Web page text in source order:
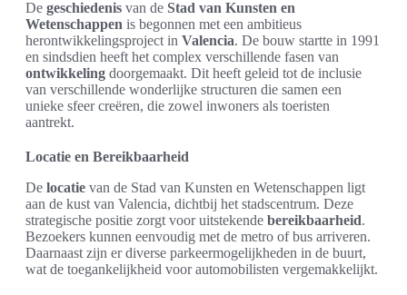
De geschiedenis van de Stad van Kunsten en
Wetenschappen is begonnen met een ambitieus
herontwikkelingsproject in Valencia. De bouw startte in 1991
en sindsdien heeft het complex verschillende fasen van
ontwikkeling doorgemaakt. Dit heeft geleid tot de inclusie
van verschillende wonderlijke structuren die samen een
unieke sfeer creëren, die zowel inwoners als toeristen
aantrekt.
Locatie en Bereikbaarheid
De locatie van de Stad van Kunsten en Wetenschappen ligt
aan de kust van Valencia, dichtbij het stadscentrum. Deze
strategische positie zorgt voor uitstekende bereikbaarheid.
Bezoekers kunnen eenvoudig met de metro of bus arriveren.
Daarnaast zijn er diverse parkeermogelijkheden in de buurt,
wat de toegankelijkheid voor automobilisten vergemakkelijkt.